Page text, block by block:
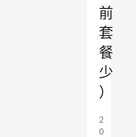
前
套
餐
少
）
2
0